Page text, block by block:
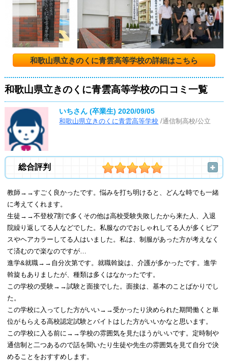
和歌山県立きのくに青雲高等学校の詳細はこちら
和歌山県立きのくに青雲高等学校の口コミ一覧
いちさん (卒業生)2020/09/05
和歌山県立きのくに青雲高等学校 /通信制高校/公立
総合評判
教師→→すごく良かったです。悩みを打ち明けると、どんな時でも一緒
に考えてくれます。
生徒→→不登校7割で多くその他は高校受験失敗したから来た人、入退
院繰り返してる人などでした。私服なのでおしゃれしてる人が多くピア
スやヘアカラーしてる人はいました。私は、制服があった方が考えなく
て済むので楽なのですが…
進学&就職→→自分次第です。就職斡旋は、介護が多かったです。進学
斡旋もありましたが、種類は多くはなかったです。
この学校の受験→→試験と面接でした。面接は、基本のことばかりでし
た。
この学校に入ってした方がいい→→受かったり決められた期間働くと単
位がもらえる高校認定試験とバイトはした方がいいかなと思います。
この学校に入る前に→→学校の雰囲気を見たほうがいいです。定時制や
通信制と二つあるので話を聞いたり生徒や先生の雰囲気を見て自分で決
めることをおすすめします。